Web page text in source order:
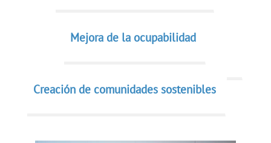
Mejora de la ocupabilidad
Creación de comunidades sostenibles